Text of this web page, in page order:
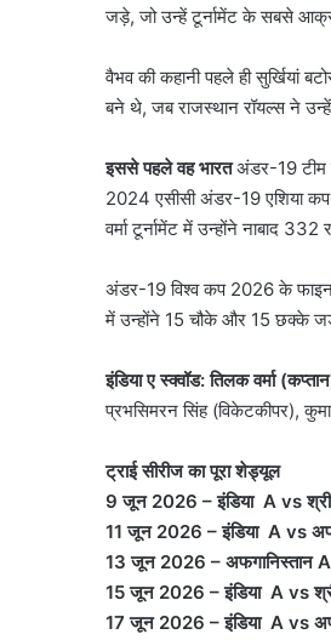
जड़े, जो उन्हें टूर्नामेंट के सबसे
वैभव की कहानी पहले ही सुर्खियां
बने थे, जब राजस्थान रॉयल्स ने
इससे पहले वह भारतअंडर-19 टीम
2024 एसीसी अंडर-19 एशिया
वर्मा टूर्नामेंट में उन्होंने नाबाद
अंडर-19 विश्व कप 2026 के
में उन्होंने 15 चौके और 15 छक्के
इंड‍िया ए स्क्वॉड: तिलक वर्मा
प्रभसिमरन सिंह (विकेटकीपर),
ट्राई सीरीज का पूरा शेड्यूल
9 जून 2026 – इंड‍िया A vs
11 जून 2026 – इंड‍िया A vs
13 जून 2026 – अफगानिस्तान
15 जून 2026 – इंड‍िया A vs
17 जून 2026 – इंड‍िया A vs